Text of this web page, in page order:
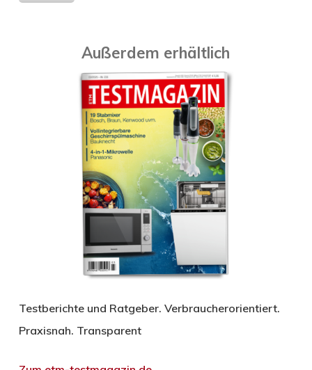
Außerdem erhältlich
Testberichte und Ratgeber. Verbraucherorientiert.
Praxisnah. Transparent